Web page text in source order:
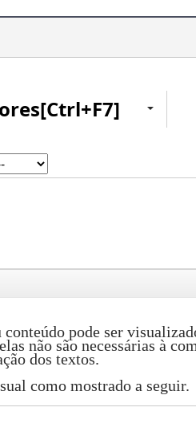
pode ser
não são necessárias à
dos textos.
como mostrado a seguir.